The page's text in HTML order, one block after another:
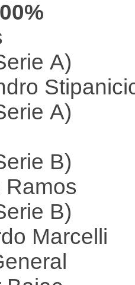
A)
A)
B)
Ramos
B)
Marcelli